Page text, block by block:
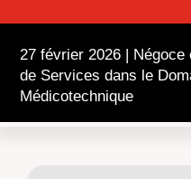
27 février 2026 | Négoce
de Services dans le
Médicotechnique